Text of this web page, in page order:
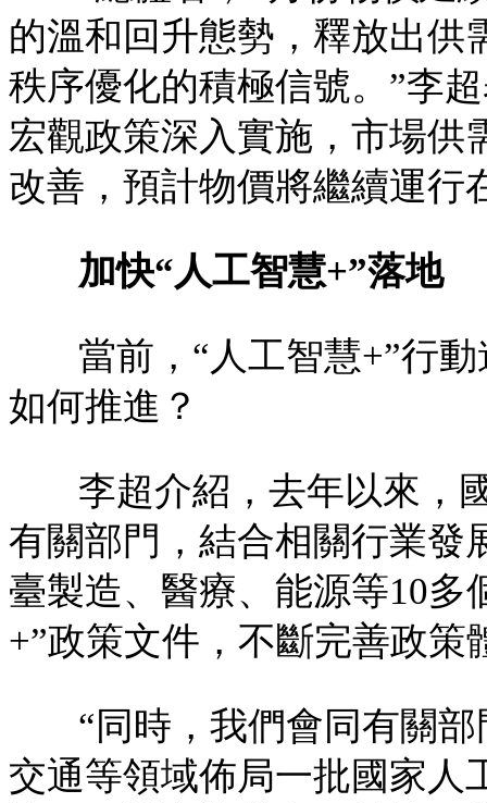
的溫和回升態勢，釋放出供
秩序優化的積極信號。”李
宏觀政策深入實施，市場供
改善，預計物價將繼續運行
加快“人工智慧+”落地
當前，“人工智慧+”行
如何推進？
李超介紹，去年以來，
有關部門，結合相關行業發
臺製造、醫療、能源等10多
+”政策文件，不斷完善政策
“同時，我們會同有關
交通等領域佈局一批國家人